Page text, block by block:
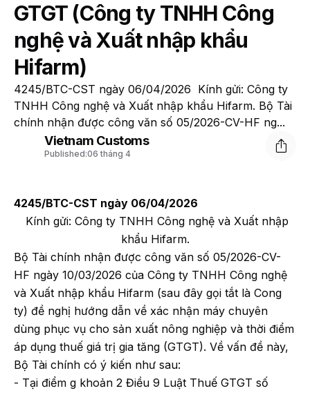
GTGT (Công ty TNHH Công
nghệ và Xuất nhập khẩu
Hifarm)
4245/BTC-CST ngày 06/04/2026 Kính gửi: Công ty
TNHH Công nghệ và Xuất nhập khẩu Hifarm. Bộ Tài
chính nhận được công văn số 05/2026-CV-HF ng...
Vietnam Customs
Published:06 tháng 4
4245/BTC-CST ngày 06/04/2026
Kính gửi: Công ty TNHH Công nghệ và Xuất nhập
khẩu Hifarm.
Bộ Tài chính nhận được công văn số 05/2026-CV-
HF ngày 10/03/2026 của Công ty TNHH Công nghệ
và Xuất nhập khẩu Hifarm (sau đây gọi tắt là Cong
ty) đề nghị hướng dẫn về xác nhận máy chuyên
dùng phục vụ cho sản xuất nông nghiệp và thời điểm
áp dụng thuế giá trị gia tăng (GTGT). Về vấn đề này,
Bộ Tài chính có ý kiến như sau:
- Tại điểm g khoản 2 Điều 9 Luật Thuế GTGT số